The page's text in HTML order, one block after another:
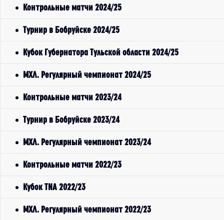
Контрольные матчи 2024/25
Турнир в Бобруйске 2024/25
Кубок Губернатора Тульской области 2024/25
МХЛ. Регулярный чемпионат 2024/25
Контрольные матчи 2023/24
Турнир в Бобруйске 2023/24
МХЛ. Регулярный чемпионат 2023/24
Контрольные матчи 2022/23
Кубок TNA 2022/23
МХЛ. Регулярный чемпионат 2022/23